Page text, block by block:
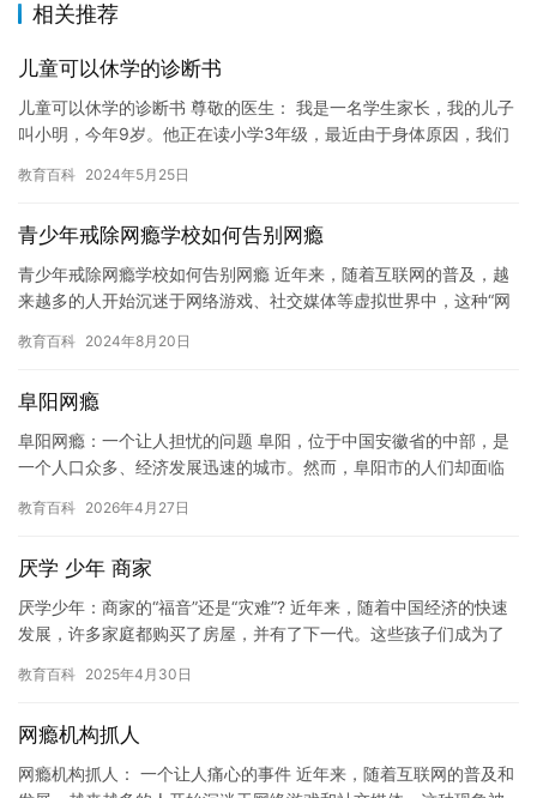
相关推荐
儿童可以休学的诊断书
儿童可以休学的诊断书 尊敬的医生： 我是一名学生家长，我的儿子
叫小明，今年9岁。他正在读小学3年级，最近由于身体原因，我们
教育百科 2024年5月25日
青少年戒除网瘾学校如何告别网瘾
青少年戒除网瘾学校如何告别网瘾 近年来，随着互联网的普及，越
来越多的人开始沉迷于网络游戏、社交媒体等虚拟世界中，这种“网
的…
教育百科 2024年8月20日
阜阳网瘾
阜阳网瘾：一个让人担忧的问题 阜阳，位于中国安徽省的中部，是
一个人口众多、经济发展迅速的城市。然而，阜阳市的人们却面临
行…
教育百科 2026年4月27日
厌学 少年 商家
厌学少年：商家的“福音”还是“灾难”? 近年来，随着中国经济的快速
发展，许多家庭都购买了房屋，并有了下一代。这些孩子们成为了
教育百科 2025年4月30日
网瘾机构抓人
网瘾机构抓人： 一个让人痛心的事件 近年来，随着互联网的普及和